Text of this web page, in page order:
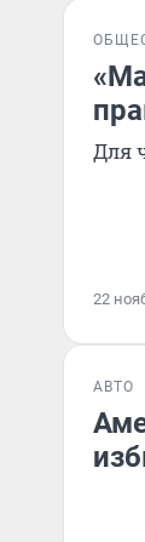
Для
22
АВТО